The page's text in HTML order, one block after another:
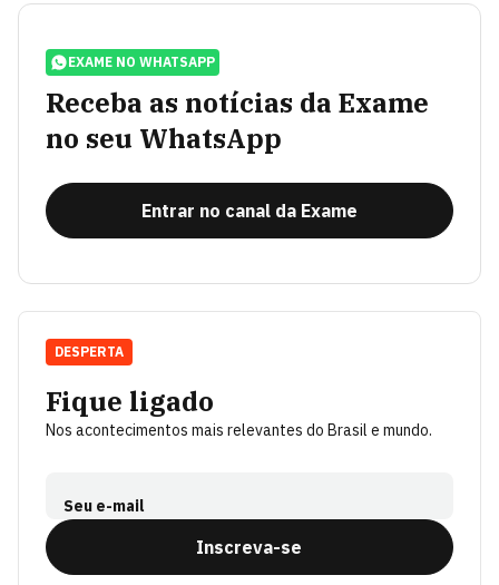
EXAME NO WHATSAPP
Receba as notícias da Exame
no seu WhatsApp
Entrar no canal da Exame
Fique ligado
Nos acontecimentos mais relevantes do Brasil e mundo.
Seu e-mail
Inscreva-se
DESPERTA